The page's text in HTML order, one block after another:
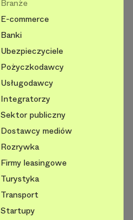
Branże
E-commerce
Banki
Ubezpieczyciele
Pożyczkodawcy
Usługodawcy
Integratorzy
Sektor publiczny
Dostawcy mediów
Rozrywka
Firmy leasingowe
Turystyka
Transport
Startupy